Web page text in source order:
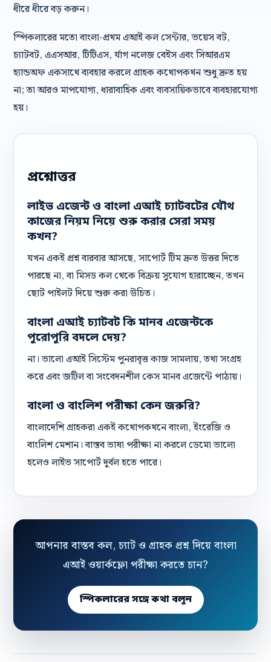
ধীরে ধীরে বড় করুন।
স্পিকলারের মতো বাংলা-প্রথম এআই কল সেন্টার, ভয়েস বট,
চ্যাটবট, এএসআর, টিটিএস, র্যাগ নলেজ বেইস এবং সিআরএম
হ্যান্ডঅফ একসাথে ব্যবহার করলে গ্রাহক কথোপকথন শুধু দ্রুত হয়
না; তা আরও মাপযোগ্য, ধারাবাহিক এবং ব্যবসায়িকভাবে ব্যবহারযোগ্য
হয়।
প্রশ্নোত্তর
লাইভ এজেন্ট ও বাংলা এআই চ্যাটবটের যৌথ
কাজের নিয়ম নিয়ে শুরু করার সেরা সময়
কখন?
যখন একই প্রশ্ন বারবার আসছে, সাপোর্ট টিম দ্রুত উত্তর দিতে
পারছে না, বা মিসড কল থেকে বিক্রয় সুযোগ হারাচ্ছেন, তখন
ছোট পাইলট দিয়ে শুরু করা উচিত।
বাংলা এআই চ্যাটবট কি মানব এজেন্টকে
পুরোপুরি বদলে দেয়?
না। ভালো এআই সিস্টেম পুনরাবৃত্ত কাজ সামলায়, তথ্য সংগ্রহ
করে এবং জটিল বা সংবেদনশীল কেস মানব এজেন্টে পাঠায়।
বাংলা ও বাংলিশ পরীক্ষা কেন জরুরি?
বাংলাদেশি গ্রাহকরা একই কথোপকথনে বাংলা, ইংরেজি ও
বাংলিশ মেশান। বাস্তব ভাষা পরীক্ষা না করলে ডেমো ভালো
হলেও লাইভ সাপোর্ট দুর্বল হতে পারে।
আপনার বাস্তব কল, চ্যাট ও গ্রাহক প্রশ্ন দিয়ে বাংলা
এআই ওয়ার্কফ্লো পরীক্ষা করতে চান?
স্পিকলারের সঙ্গে কথা বলুন